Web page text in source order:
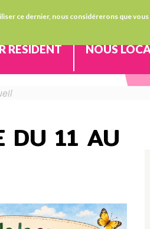
ce dernier, nous considérerons que vous
RÉSIDENT NOUS
DU 11 AU